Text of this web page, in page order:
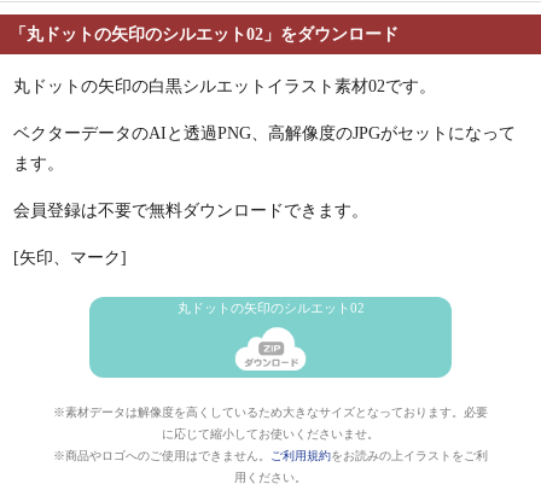
「丸ドットの矢印のシルエット02」をダウンロード
丸ドットの矢印の白黒シルエットイラスト素材02です。
ベクターデータのAIと透過PNG、高解像度のJPGがセットになって
ます。
会員登録は不要で無料ダウンロードできます。
[矢印、マーク]
丸ドットの矢印のシルエット02
※素材データは解像度を高くしているため大きなサイズとなっております。必要
に応じて縮小してお使いくださいませ。
※商品やロゴへのご使用はできません。
ご利用規約をお読みの上イラストをご利
用ください。